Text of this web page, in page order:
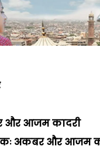
और आजम कादरी
अकबर और आजम